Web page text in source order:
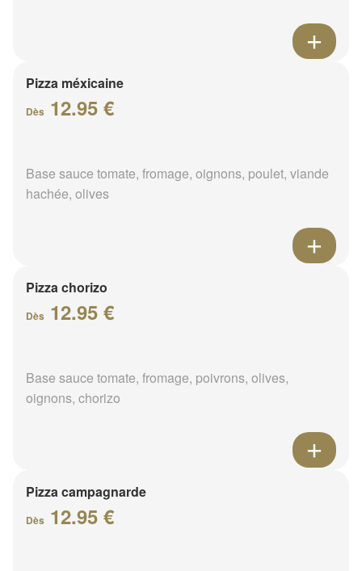
Pizza méxicaine
Dès 12.95 €
Base sauce tomate, fromage, oignons, poulet, viande
hachée, olives
Pizza chorizo
Dès 12.95 €
Base sauce tomate, fromage, poivrons, olives,
oignons, chorizo
Pizza campagnarde
Dès 12.95 €